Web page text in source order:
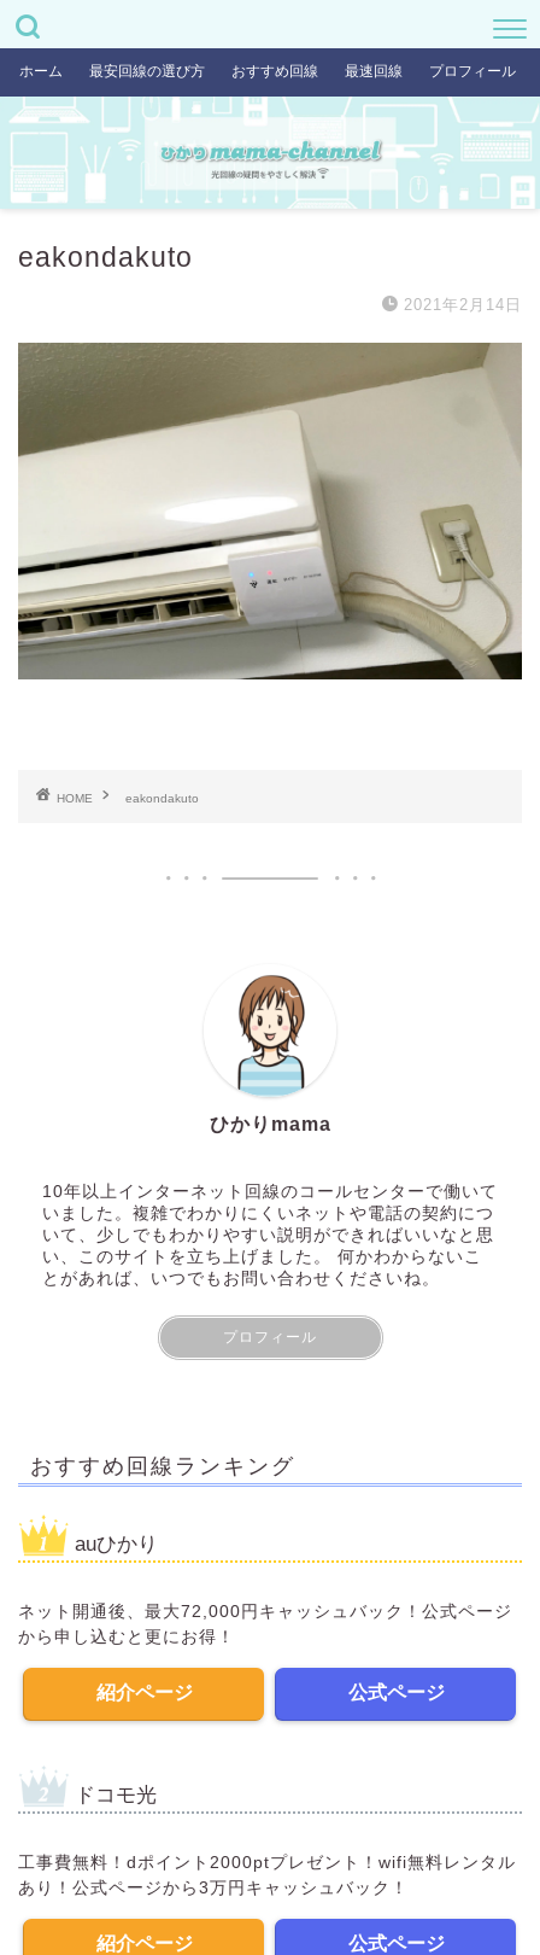
ホーム 最安回線の選び方 おすすめ回線 最速回線 プロフィール
eakondakuto
2021年2月14日
HOME eakondakuto
ひかりmama
10年以上インターネット回線のコールセンターで働いて
いました。複雑でわかりにくいネットや電話の契約につ
いて、少しでもわかりやすい説明ができればいいなと思
い、このサイトを立ち上げました。 何かわからないこ
とがあれば、いつでもお問い合わせくださいね。
プロフィール
おすすめ回線ランキング
auひかり
ネット開通後、最大72,000円キャッシュバック！公式ページ
から申し込むと更にお得！
紹介ページ 公式ページ
ドコモ光
工事費無料！dポイント2000ptプレゼント！wifi無料レンタル
あり！公式ページから3万円キャッシュバック！
紹介ページ 公式ページ